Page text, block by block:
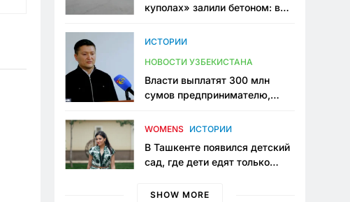
куполах» залили бетоном: в
одно общественное
ИСТОРИИ
НОВОСТИ УЗБЕКИСТАНА
Власти выплатят 300 млн
сумов предпринимателю,
тюрьме по незаконному
WOMENS ИСТОРИИ
В Ташкенте появился детский
сад, где дети едят только
мама, которая устала просить
SHOW MORE